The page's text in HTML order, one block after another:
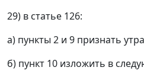
29) в статье 126:
а) пункты 2 и 9 признать
б) пункт 10 изложить в